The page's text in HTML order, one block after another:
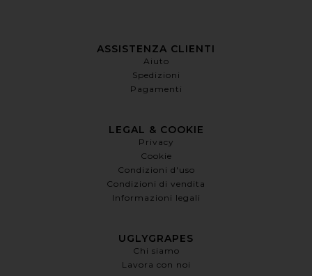
ASSISTENZA CLIENTI
Aiuto
Spedizioni
Pagamenti
LEGAL & COOKIE
Privacy
Cookie
Condizioni d'uso
Condizioni di vendita
Informazioni legali
UGLYGRAPES
Chi siamo
Lavora con noi